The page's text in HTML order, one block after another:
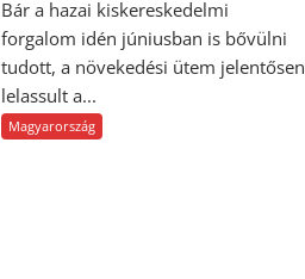
Bár a hazai kiskereskedelmi
forgalom idén júniusban is bővülni
tudott, a növekedési ütem jelentősen
lelassult a...
Magyarország